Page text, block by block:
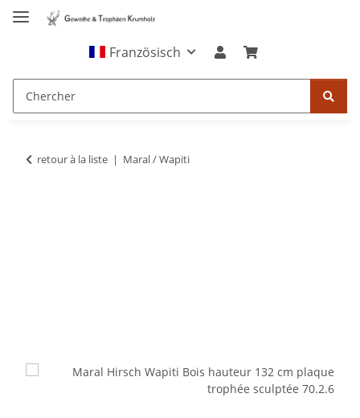
Französisch
retour à la liste Maral / Wapiti